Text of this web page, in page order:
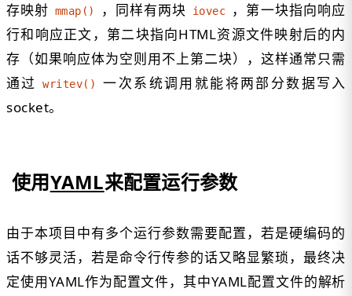
存映射 mmap() ，同样有两块 iovec
，第一块指向响应
行和响应正文，第二块指向HTML资源文件映射后的内
存（如果响应体为空则用不上第二块），这样通常只需
通过
writev()
一次系统调用就能将两部分数据写入
socket。
使用YAML来配置运行参数
由于本项目中有多个运行参数需要配置，若是硬编码的
话不够灵活，若是命令行传参的话又略显繁琐，最终决
定使用YAML作为配置文件，其中YAML配置文件的解析